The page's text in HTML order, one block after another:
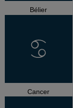
Bélier
Cancer